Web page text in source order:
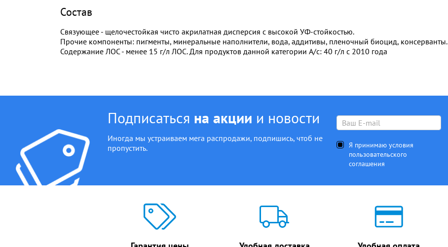
Состав
Связующее - щелочестойкая чисто акрилатная дисперсия с высокой УФ-стойкостью.
Прочие компоненты: пигменты, минеральные наполнители, вода, аддитивы, пленочный биоцид, консерванты.
Содержание ЛОС - менее 15 г/л ЛОС. Для продуктов данной категории A/с: 40 г/л с 2010 года
Подписаться на акции и новости
Иногда мы устраиваем мега распродажи, подпишись, чтоб не
пропустить.
Я принимаю условия
пользовательского
соглашения